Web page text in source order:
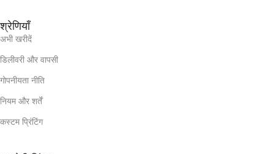
श्रेणियाँ
अभी खरीदें
डिलीवरी और वापसी
गोपनीयता नीति
नियम और शर्तें
कस्टम प्रिंटिंग